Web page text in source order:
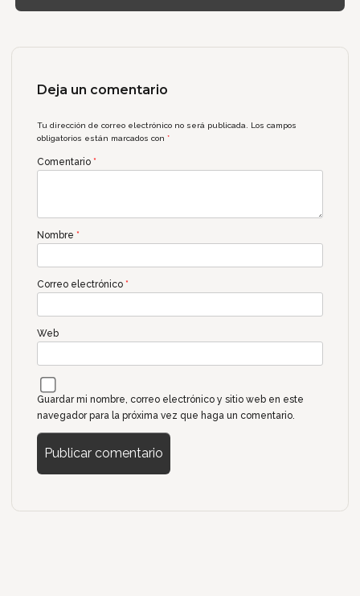
Deja un comentario
Tu dirección de correo electrónico no será publicada.
Los campos
obligatorios están marcados con*
Comentario *
Nombre *
Correo electrónico *
Web
Guardar mi nombre, correo electrónico y sitio web en este
navegador para la próxima vez que haga un comentario.